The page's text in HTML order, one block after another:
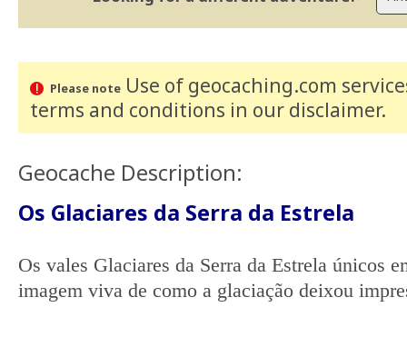
Please noteUse of geocaching.com
terms and conditions in our disclaimer.
Geocache Description:
Os Glaciares da Serra da Estrela
Os vales Glaciares da Serra da Estrela únicos
imagem viva de como a glaciação deixou